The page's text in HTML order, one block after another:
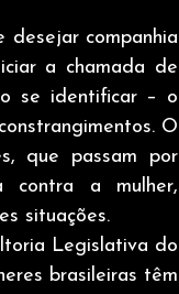
desejar companhia
a chamada de
se identificar – o
O
que passam por
contra a mulher,
situações.
Legislativa do
brasileiras têm